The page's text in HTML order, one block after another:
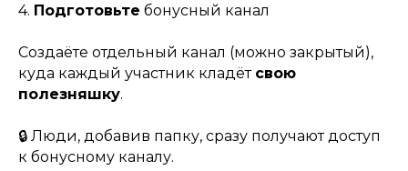
4. Подготовьте бонусный канал
Создаёте отдельный канал (можно закрытый),
куда каждый участник кладёт свою
полезняшку.
🔒 Люди, добавив папку, сразу получают доступ
к бонусному каналу.